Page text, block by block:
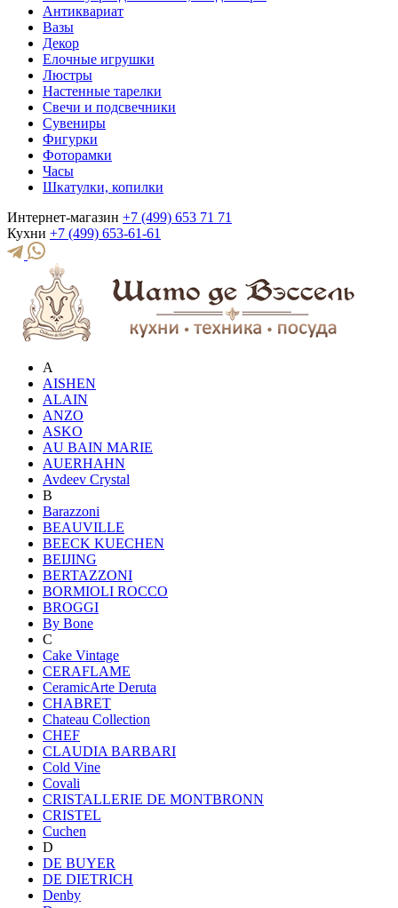
Антиквариат
Вазы
Декор
Елочные игрушки
Люстры
Настенные тарелки
Свечи и подсвечники
Сувениры
Фигурки
Фоторамки
Часы
Шкатулки, копилки
Интернет-магазин +7 (499) 653 71 71
Кухни +7 (499) 653-61-61
A
AISHEN
ALAIN
ANZO
ASKO
AU BAIN MARIE
AUERHAHN
Avdeev Crystal
B
Barazzoni
BEAUVILLE
BEECK KUECHEN
BEIJING
BERTAZZONI
BORMIOLI ROCCO
BROGGI
By Bone
C
Cake Vintage
CERAFLAME
CeramicArte Deruta
CHABRET
Chateau Collection
CHEF
CLAUDIA BARBARI
Cold Vine
Covali
CRISTALLERIE DE MONTBRONN
CRISTEL
Cuchen
D
DE BUYER
DE DIETRICH
Denby